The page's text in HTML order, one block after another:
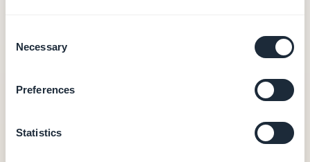
Selection
Necessary
Preferences
Statistics
Notificaciones push (10 000/mes)
Salida PWA